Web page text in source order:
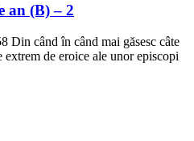
an (B) – 2
Din când în când mai găsesc câte
extrem de eroice ale unor episcopi